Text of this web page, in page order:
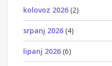
kolovoz 2026 (2)
srpanj 2026 (4)
lipanj 2026 (6)